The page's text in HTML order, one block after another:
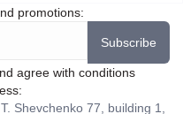
promotions:
Subscribe
agree with conditions
Shevchenko 77, building 1,